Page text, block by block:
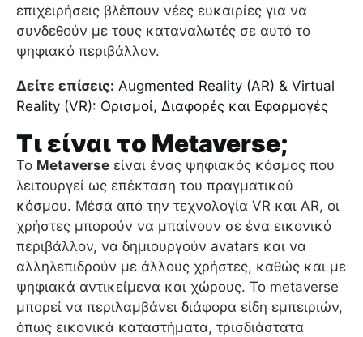
επιχειρήσεις βλέπουν νέες ευκαιρίες για να
συνδεθούν με τους καταναλωτές σε αυτό το
ψηφιακό περιβάλλον.
Δείτε επίσεις: Augmented Reality (AR) & Virtual
Reality (VR): Ορισμοί, Διαφορές και Εφαρμογές
Τι είναι το Metaverse;
Το Metaverse είναι ένας ψηφιακός κόσμος που
λειτουργεί ως επέκταση του πραγματικού
κόσμου. Μέσα από την τεχνολογία VR και AR, οι
χρήστες μπορούν να μπαίνουν σε ένα εικονικό
περιβάλλον, να δημιουργούν avatars και να
αλληλεπιδρούν με άλλους χρήστες, καθώς και με
ψηφιακά αντικείμενα και χώρους. Το metaverse
μπορεί να περιλαμβάνει διάφορα είδη εμπειριών,
όπως εικονικά καταστήματα, τρισδιάστατα